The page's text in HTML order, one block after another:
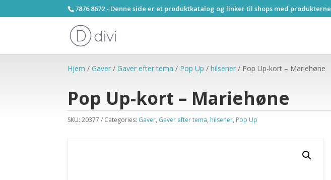
7876 8672 - Denne side er et produktkatalog og linker til shops med produkterne
Hjem /Gaver /Gaver efter tema / Pop Up /hilsener / Pop Up-kort – Mariehøne
Pop Up-kort – Mariehøne
SKU:20377 Categories: Gaver, Gaver efter tema, hilsener, Pop Up